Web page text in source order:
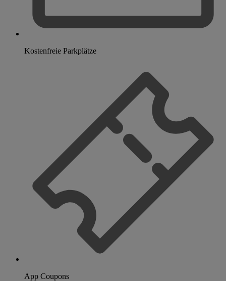
Kostenfreie Parkplätze
App Coupons